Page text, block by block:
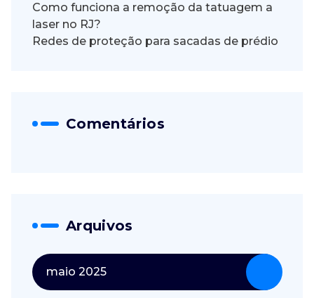
Como funciona a remoção da tatuagem a
laser no RJ?
Redes de proteção para sacadas de prédio
Comentários
Arquivos
maio 2025